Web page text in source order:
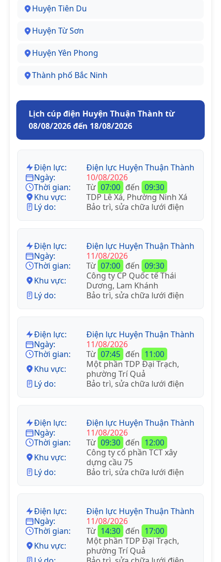
Huyện Tiên Du
Huyện Từ Sơn
Huyện Yên Phong
Thành phố Bắc Ninh
Lịch cúp điện Huyện Thuận Thành từ
08/08/2026 đến 18/08/2026
Điện lực:
Điện lực Huyện Thuận Thành
Ngày:
10/08/2026
Thời gian:
Từ 07:00 đến 09:30
Khu vực:
TDP Lê Xá, Phường Ninh Xá
Lý do:
Bảo trì, sửa chữa lưới điện
Điện lực:
Điện lực Huyện Thuận Thành
Ngày:
11/08/2026
Thời gian:
Từ 07:00 đến 09:30
Khu vực:
Công ty CP Quốc tế Thái
Dương, Lam Khánh
Lý do:
Bảo trì, sửa chữa lưới điện
Điện lực:
Điện lực Huyện Thuận Thành
Ngày:
11/08/2026
Thời gian:
Từ 07:45 đến 11:00
Khu vực:
Một phần TDP Đại Trạch,
phường Trí Quả
Lý do:
Bảo trì, sửa chữa lưới điện
Điện lực:
Điện lực Huyện Thuận Thành
Ngày:
11/08/2026
Thời gian:
Từ 09:30 đến 12:00
Khu vực:
Công ty cổ phần TCT xây
dựng cầu 75
Lý do:
Bảo trì, sửa chữa lưới điện
Điện lực:
Điện lực Huyện Thuận Thành
Ngày:
11/08/2026
Thời gian:
Từ 14:30 đến 17:00
Khu vực:
Một phần TDP Đại Trạch,
phường Trí Quả